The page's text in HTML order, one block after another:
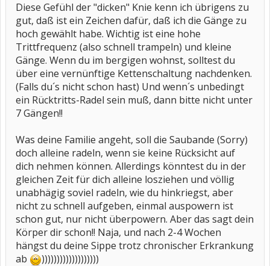
Diese Gefühl der "dicken" Knie kenn ich übrigens zu
gut, daß ist ein Zeichen dafür, daß ich die Gänge zu
hoch gewählt habe. Wichtig ist eine hohe
Trittfrequenz (also schnell trampeln) und kleine
Gänge. Wenn du im bergigen wohnst, solltest du
über eine vernünftige Kettenschaltung nachdenken.
(Falls du´s nicht schon hast) Und wenn´s unbedingt
ein Rücktritts-Radel sein muß, dann bitte nicht unter
7 Gängen!!
Was deine Familie angeht, soll die Saubande (Sorry)
doch alleine radeln, wenn sie keine Rücksicht auf
dich nehmen können. Allerdings könntest du in der
gleichen Zeit für dich alleine losziehen und völlig
unabhägig soviel radeln, wie du hinkriegst, aber
nicht zu schnell aufgeben, einmal auspowern ist
schon gut, nur nicht überpowern. Aber das sagt dein
Körper dir schon!! Naja, und nach 2-4 Wochen
hängst du deine Sippe trotz chronischer Erkrankung
ab
)))))))))))))))))))